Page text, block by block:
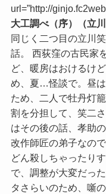
url=”http://
大工調べ（序）（立川
同じく二つ目の立川
話。 西荻窪の古民家
ど、暖房はおけるけ
め、夏…怪談で。昼
ため、二人で牡丹灯
割を分担して、笑二
はその後の話、孝助
改作師匠の弟子なの
どん殺しちゃったり
で、調整が大変だっ
タさらいのため、噺